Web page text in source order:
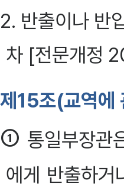
2. 반출이나 반
차 [전문개정
제15조(교역에
① 통일부장관
에게 반출하거